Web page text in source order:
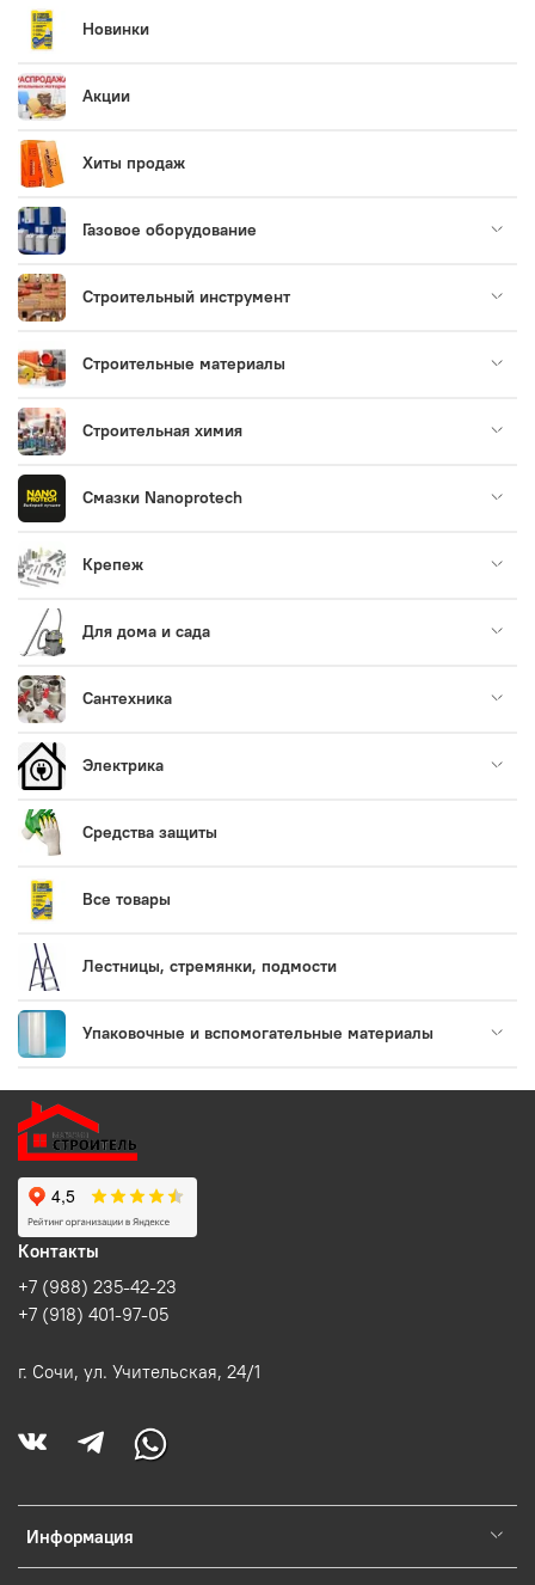
Новинки
Акции
Хиты продаж
Газовое оборудование
Строительный инструмент
Строительные материалы
Строительная химия
Смазки Nanoprotech
Крепеж
Для дома и сада
Сантехника
Электрика
Средства защиты
Все товары
Лестницы, стремянки, подмости
Упаковочные и вспомогательные материалы
Информация
Контакты
+7 (988) 235-42-23
+7 (918) 401-97-05
г. Сочи, ул. Учительская, 24/1